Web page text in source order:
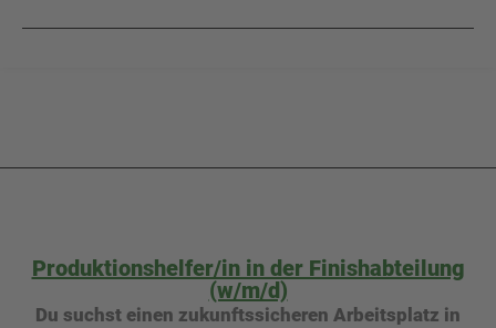
Produktionshelfer/in in der Finishabteilung
(w/m/d)
Du suchst einen zukunftssicheren Arbeitsplatz in